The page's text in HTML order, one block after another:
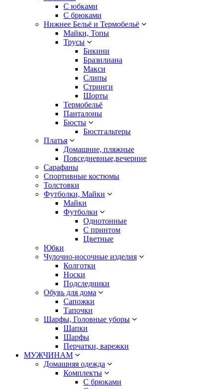
С юбками
С брюками
Нижнее Бельё и Термобельё
Майки, Топы
Трусы
Бикини
Бразилиана
Макси
Слипы
Стринги
Шорты
Термобельё
Панталоны
Бюсты
Бюстгальтеры
Платья
Домашние, пляжные
Повседневные,вечерние
Сарафаны
Спортивные костюмы
Толстовки
Футболки, Майки
Майки
Футболки
Однотонные
С принтом
Цветные
Юбки
Чулочно-носочные изделия
Колготки
Носки
Подследники
Обувь для дома
Сапожки
Тапочки
Шарфы, Головные уборы
Шапки
Шарфы
Перчатки, варежки
МУЖЧИНАМ
Домашняя одежда
Комплекты
С брюками